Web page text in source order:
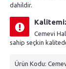
dahildir.
Cemevi
sahip seçkin
Ürün Kodu: